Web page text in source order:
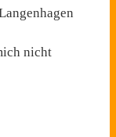
nicht